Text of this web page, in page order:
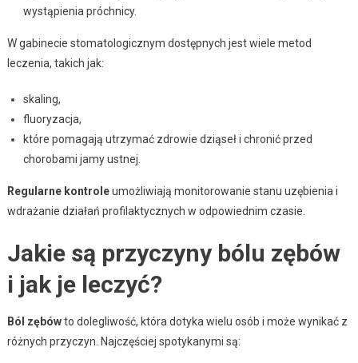
wystąpienia próchnicy.
W gabinecie stomatologicznym dostępnych jest wiele metod
leczenia, takich jak:
skaling,
fluoryzacja,
które pomagają utrzymać zdrowie dziąseł i chronić przed
chorobami jamy ustnej.
Regularne kontroleumożliwiają monitorowanie stanu uzębienia i
wdrażanie działań profilaktycznych w odpowiednim czasie.
Jakie są przyczyny bólu zębów
i jak je leczyć?
Ból zębówto dolegliwość, która dotyka wielu osób i może wynikać z
różnych przyczyn. Najczęściej spotykanymi są: